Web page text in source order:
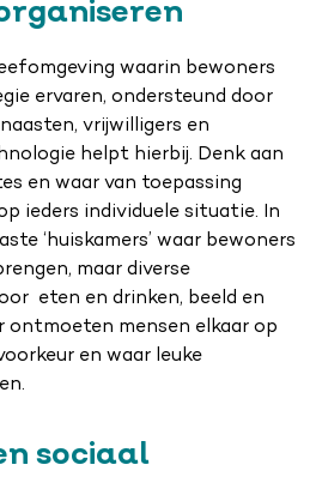
waarin bewoners
ervaren, ondersteund door
vrijwilligers en
helpt hierbij. Denk aan
en waar van toepassing
ieders individuele situatie. In
‘huiskamers’ waar bewoners
maar diverse
eten en drinken, beeld en
ontmoeten mensen elkaar op
en waar leuke
sociaal